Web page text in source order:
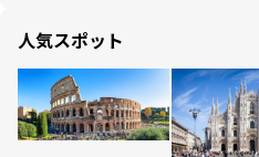
人気スポット